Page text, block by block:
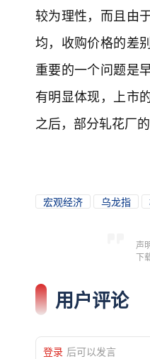
较为理性，而且由
均，收购价格的差
重要的一个问题是
有明显体现，上市
之后，部分轧花厂
宏观经济 乌龙指
声
下
用户评论
登录 后可以发言